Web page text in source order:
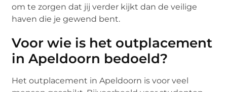
om te zorgen dat jij verder kijkt dan de veilige
haven die je gewend bent.
Voor wie is het outplacement
in Apeldoorn bedoeld?
Het outplacement in Apeldoorn is voor veel